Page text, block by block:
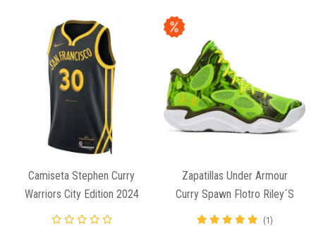
Camiseta Stephen Curry
Warriors City Edition 2024
Nike Swingman
Zapatillas Under Armour
Curry Spawn Flotro Riley´s
Choice
(1)